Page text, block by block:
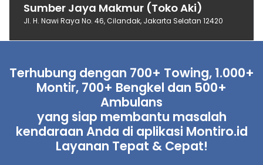
Sumber Jaya Makmur (Toko Aki)
Jl. H. Nawi Raya No. 46, Cilandak, Jakarta Selatan 12420
Terhubung dengan 700+ Towing, 1.000+
Montir, 700+ Bengkel dan 500+
Ambulans
yang siap membantu masalah
kendaraan Anda di aplikasi Montiro.id
Layanan Tepat & Cepat!